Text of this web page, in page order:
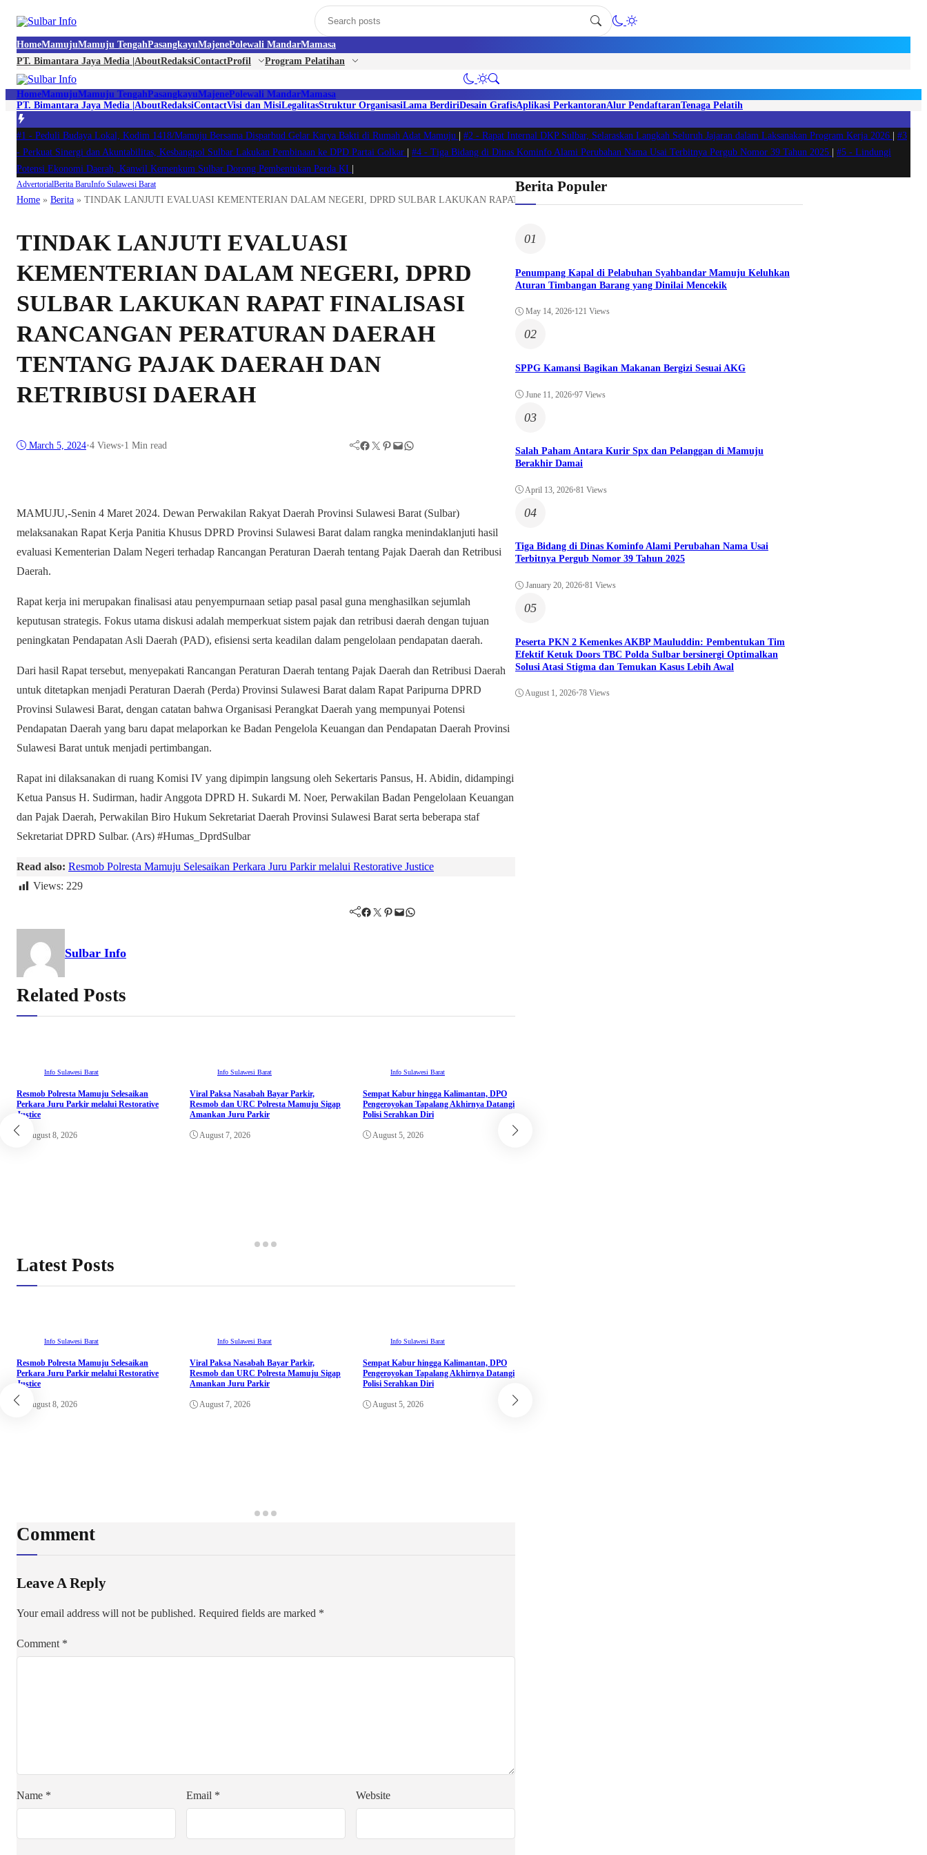
HomeMamujuMamuju TengahPasangkayuMajenePolewali MandarMamasa
PT. Bimantara Jaya Media | AboutRedaksiContactProfil Program Pelatihan
HomeMamujuMamuju TengahPasangkayuMajenePolewali MandarMamasa
PT. Bimantara Jaya Media | AboutRedaksiContactVisi dan MisiLegalitasStruktur OrganisasiLama BerdiriDesain GrafisAplikasi PerkantoranAlur PendaftaranTenaga Pelatih
#1 - Peduli Budaya Lokal, Kodim 1418/Mamuju Bersama Disparbud Gelar Karya Bakti di Rumah Adat Mamuju #2 - Rapat Internal DKP Sulbar, Selaraskan Langkah Seluruh Jajaran dalam Laksanakan Program Kerja 2026
#3
- Perkuat Sinergi dan Akuntabilitas, Kesbangpol Sulbar Lakukan Pembinaan ke DPD Partai Golkar #4 - Tiga Bidang di Dinas Kominfo Alami Perubahan Nama Usai Terbitnya Pergub Nomor 39 Tahun 2025 #5 - Lindungi
Potensi Ekonomi Daerah, Kanwil Kemenkum Sulbar Dorong Pembentukan Perda KI
AdvertorialBerita BaruInfo Sulawesi Barat
Home » Berita » TINDAK LANJUTI EVALUASI KEMENTERIAN DALAM NEGERI, DPRD SULBAR LAKUKAN RAPAT FINALISASI RANCANGAN PERATURAN DAERAH TENTANG PAJAK DAERAH DAN
TINDAK LANJUTI EVALUASI
KEMENTERIAN DALAM NEGERI, DPRD
SULBAR LAKUKAN RAPAT FINALISASI
RANCANGAN PERATURAN DAERAH
TENTANG PAJAK DAERAH DAN
RETRIBUSI DAERAH
March 5, 2024•4 Views•1 Min read Facebook Twitter Pinterest Mail WhatsApp
MAMUJU,-Senin 4 Maret 2024. Dewan Perwakilan Rakyat Daerah Provinsi Sulawesi Barat (Sulbar)
melaksanakan Rapat Kerja Panitia Khusus DPRD Provinsi Sulawesi Barat dalam rangka menindaklanjuti hasil
evaluasi Kementerian Dalam Negeri terhadap Rancangan Peraturan Daerah tentang Pajak Daerah dan Retribusi
Daerah.
Rapat kerja ini merupakan finalisasi atau penyempurnaan setiap pasal pasal guna menghasilkan sejumlah
keputusan strategis. Fokus utama diskusi adalah memperkuat sistem pajak dan retribusi daerah dengan tujuan
peningkatan Pendapatan Asli Daerah (PAD), efisiensi serta keadilan dalam pengelolaan pendapatan daerah.
Dari hasil Rapat tersebut, menyepakati Rancangan Peraturan Daerah tentang Pajak Daerah dan Retribusi Daerah
untuk ditetapkan menjadi Peraturan Daerah (Perda) Provinsi Sulawesi Barat dalam Rapat Paripurna DPRD
Provinsi Sulawesi Barat, dengan catatan bahwa Organisasi Perangkat Daerah yang mempunyai Potensi
Pendapatan Daerah yang baru dapat melaporkan ke Badan Pengelola Keuangan dan Pendapatan Daerah Provinsi
Sulawesi Barat untuk menjadi pertimbangan.
Rapat ini dilaksanakan di ruang Komisi IV yang dipimpin langsung oleh Sekertaris Pansus, H. Abidin, didampingi
Ketua Pansus H. Sudirman, hadir Anggota DPRD H. Sukardi M. Noer, Perwakilan Badan Pengelolaan Keuangan
dan Pajak Daerah, Perwakilan Biro Hukum Sekretariat Daerah Provinsi Sulawesi Barat serta beberapa staf
Sekretariat DPRD Sulbar. (Ars) #Humas_DprdSulbar
Read also: Resmob Polresta Mamuju Selesaikan Perkara Juru Parkir melalui Restorative Justice
Views: 229
Facebook Twitter Pinterest Mail WhatsApp
Sulbar Info
Related Posts
Info Sulawesi Barat
Resmob Polresta Mamuju Selesaikan
Perkara Juru Parkir melalui Restorative
Justice
August 8, 2026
Info Sulawesi Barat
Viral Paksa Nasabah Bayar Parkir,
Resmob dan URC Polresta Mamuju Sigap
Amankan Juru Parkir
August 7, 2026
Info Sulawesi Barat
Sempat Kabur hingga Kalimantan, DPO
Pengeroyokan Tapalang Akhirnya Datangi
Polisi Serahkan Diri
August 5, 2026
Latest Posts
Info Sulawesi Barat
Resmob Polresta Mamuju Selesaikan
Perkara Juru Parkir melalui Restorative
Justice
August 8, 2026
Info Sulawesi Barat
Viral Paksa Nasabah Bayar Parkir,
Resmob dan URC Polresta Mamuju Sigap
Amankan Juru Parkir
August 7, 2026
Info Sulawesi Barat
Sempat Kabur hingga Kalimantan, DPO
Pengeroyokan Tapalang Akhirnya Datangi
Polisi Serahkan Diri
August 5, 2026
Comment
Leave A Reply
Your email address will not be published. Required fields are marked *
Comment *
Name * Email * Website
Berita Populer
01
Penumpang Kapal di Pelabuhan Syahbandar Mamuju Keluhkan
Aturan Timbangan Barang yang Dinilai Mencekik
May 14, 2026•121 Views
02
SPPG Kamansi Bagikan Makanan Bergizi Sesuai AKG
June 11, 2026•97 Views
03
Salah Paham Antara Kurir Spx dan Pelanggan di Mamuju
Berakhir Damai
April 13, 2026•81 Views
04
Tiga Bidang di Dinas Kominfo Alami Perubahan Nama Usai
Terbitnya Pergub Nomor 39 Tahun 2025
January 20, 2026•81 Views
05
Peserta PKN 2 Kemenkes AKBP Mauluddin: Pembentukan Tim
Efektif Ketuk Doors TBC Polda Sulbar bersinergi Optimalkan
Solusi Atasi Stigma dan Temukan Kasus Lebih Awal
August 1, 2026•78 Views